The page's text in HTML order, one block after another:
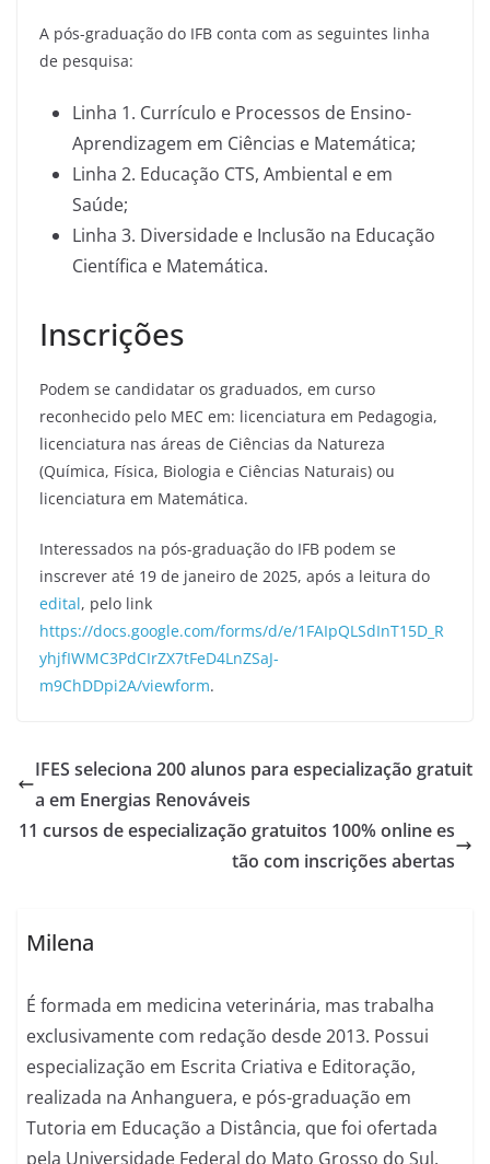
A pós-graduação do IFB conta com as seguintes linha
de pesquisa:
Linha 1. Currículo e Processos de Ensino-
Aprendizagem em Ciências e Matemática;
Linha 2. Educação CTS, Ambiental e em
Saúde;
Linha 3. Diversidade e Inclusão na Educação
Científica e Matemática.
Inscrições
Podem se candidatar os graduados, em curso
reconhecido pelo MEC em: licenciatura em Pedagogia,
licenciatura nas áreas de Ciências da Natureza
(Química, Física, Biologia e Ciências Naturais) ou
licenciatura em Matemática.
Interessados na pós-graduação do IFB podem se
inscrever até 19 de janeiro de 2025, após a leitura do
edital, pelo link
https://docs.google.com/forms/d/e/1FAIpQLSdInT15D_R
yhjfIWMC3PdCIrZX7tFeD4LnZSaJ-
m9ChDDpi2A/viewform.
IFES seleciona 200 alunos para especialização gratuit
a em Energias Renováveis
11 cursos de especialização gratuitos 100% online es
tão com inscrições abertas
Milena
É formada em medicina veterinária, mas trabalha
exclusivamente com redação desde 2013. Possui
especialização em Escrita Criativa e Editoração,
realizada na Anhanguera, e pós-graduação em
Tutoria em Educação a Distância, que foi ofertada
pela Universidade Federal do Mato Grosso do Sul.